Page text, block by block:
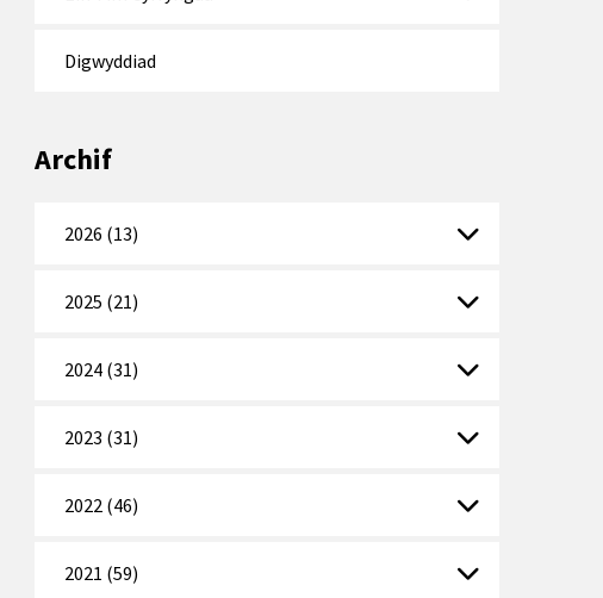
Digwyddiad
Archif
2026 (13)
2025 (21)
2024 (31)
2023 (31)
2022 (46)
2021 (59)